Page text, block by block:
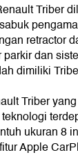
Triber
retractor
dan
dimiliki
Triber
ukuran 8
Apple